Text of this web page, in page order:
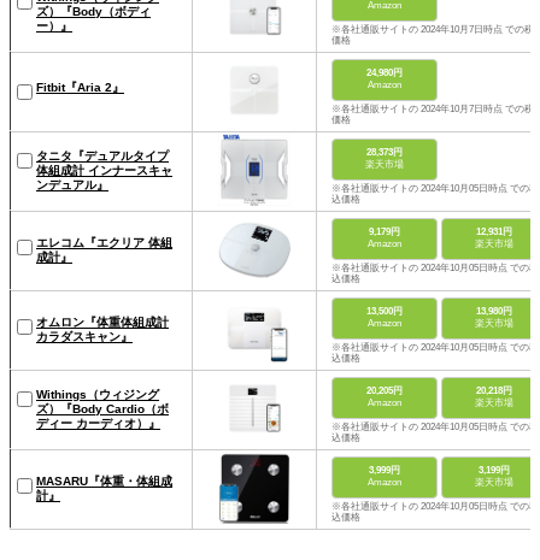
ズ）『Body（ボディ
ー）』
Amazon
※各社通販サイトの 2024年10月7日時点 での税
価格
Fitbit『Aria 2』
24,980円
Amazon
※各社通販サイトの 2024年10月7日時点 での税
価格
タニタ『デュアルタイプ
体組成計 インナースキャ
ンデュアル』
28,373円
楽天市場
※各社通販サイトの 2024年10月05日時点 での税
込価格
エレコム『エクリア 体組
成計』
9,179円
Amazon
12,931円
楽天市場
※各社通販サイトの 2024年10月05日時点 での税
込価格
オムロン『体重体組成計
カラダスキャン』
13,500円
Amazon
13,980円
楽天市場
※各社通販サイトの 2024年10月05日時点 での税
込価格
Withings（ウィジング
ズ）『Body Cardio（ボ
ディー カーディオ）』
20,205円
Amazon
20,218円
楽天市場
※各社通販サイトの 2024年10月05日時点 での税
込価格
MASARU『体重・体組成
計』
3,999円
Amazon
3,199円
楽天市場
※各社通販サイトの 2024年10月05日時点 での税
込価格